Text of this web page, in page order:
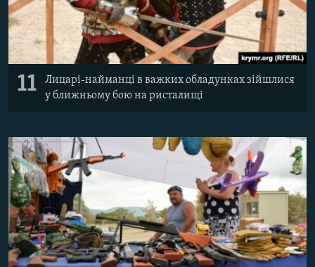
11
Лицарі-найманці в важких обладунках зійшлися
у ближньому бою на ристалищі